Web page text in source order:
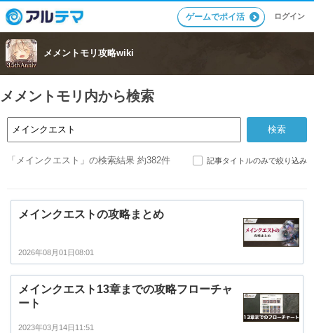
ゲームでポイ活 ログイン
メメントモリ攻略wiki
メメントモリ内から検索
「メインクエスト」の検索結果 約382件 記事タイトルのみで絞り込み
メインクエストの攻略まとめ
2026年08月01日08:01
メインクエスト13章までの攻略フローチャ
ート
2023年03月14日11:51